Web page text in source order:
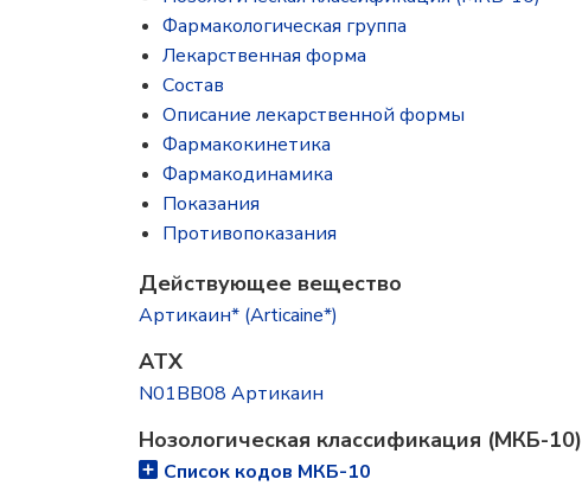
Фармакологическая группа
Лекарственная форма
Состав
Описание лекарственной формы
Фармакокинетика
Фармакодинамика
Показания
Противопоказания
Действующее вещество
Артикаин* (Articaine*)
ATX
N01BB08 Артикаин
Нозологическая классификация (МКБ-10)
Список кодов МКБ-10